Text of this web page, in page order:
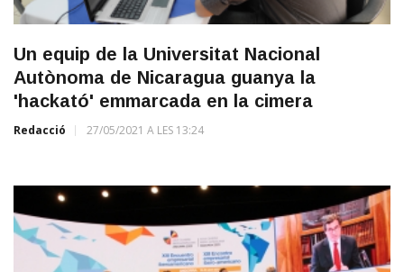
Un equip de la Universitat Nacional
Autònoma de Nicaragua guanya la
'hackató' emmarcada en la cimera
Redacció 27/05/2021 A LES 13:24